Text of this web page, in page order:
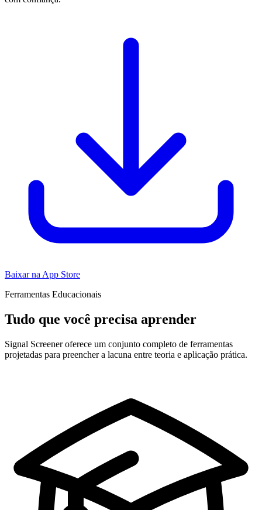
Baixar na App Store
Ferramentas Educacionais
Tudo que você precisa aprender
Signal Screener oferece um conjunto completo de ferramentas
projetadas para preencher a lacuna entre teoria e aplicação prática.